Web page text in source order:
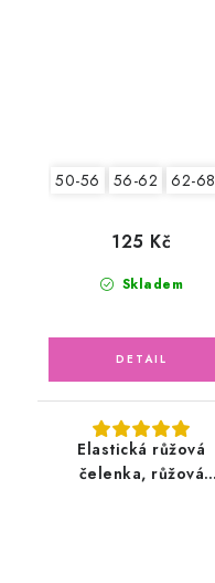
50-56 56-62 62-68
Skladem
125 Kč
Elastická růžová
čelenka, růžová